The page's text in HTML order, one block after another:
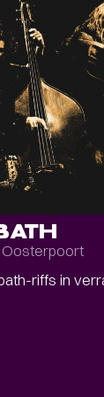
Oosterpoort
riffs in